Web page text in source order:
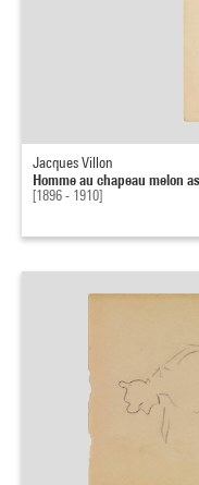
Jacques Villon
Homme au chapeau melon
[1896 - 1910]